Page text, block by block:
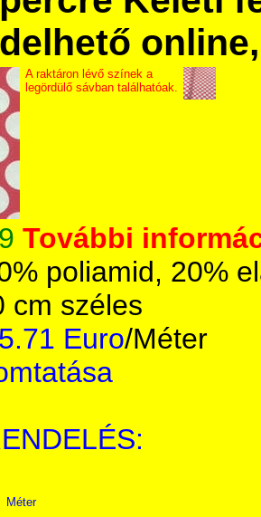
A raktáron lévő színek a
legördülő sávban találhatóak.
További
poliamid, 20%
cm széles
Euro/Méter
Méter